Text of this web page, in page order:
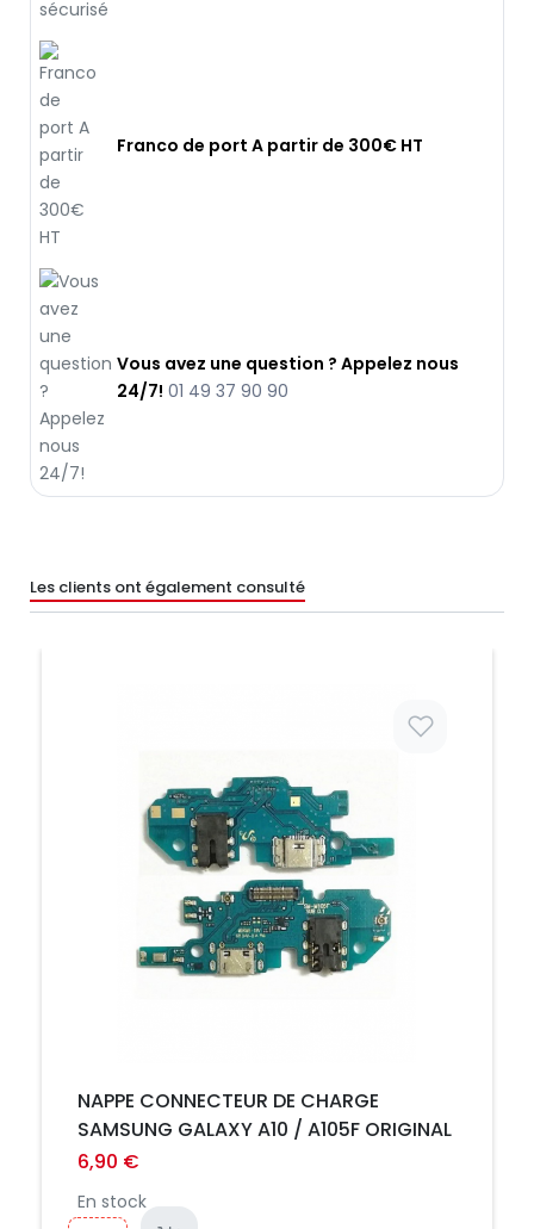
Franco de port A partir de 300€ HT
Vous avez une question ? Appelez nous
24/7! 01 49 37 90 90
Les clients ont également consulté
NAPPE CONNECTEUR DE CHARGE
SAMSUNG GALAXY A10 / A105F ORIGINAL
6,90 €
En stock